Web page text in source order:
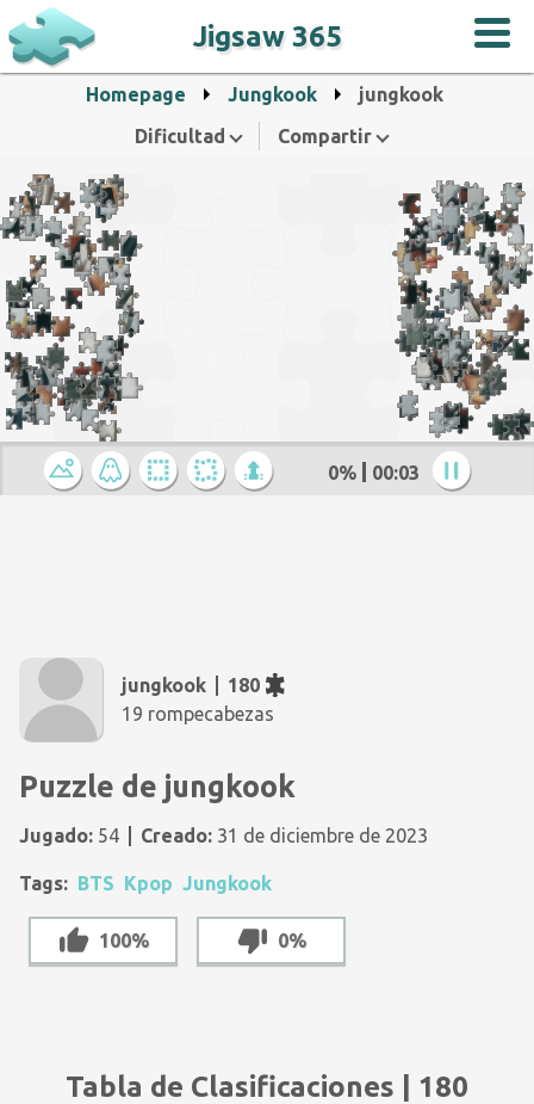
Jigsaw 365
Homepage Jungkook
jungkook
Dificultad
Compartir
0% 00:04
jungkook
180
19 rompecabezas
Puzzle de jungkook
Jugado: 54 Creado: 31 de diciembre de 2023
Tags: BTS Kpop Jungkook
100% 0%
Tabla de Clasificaciones | 180